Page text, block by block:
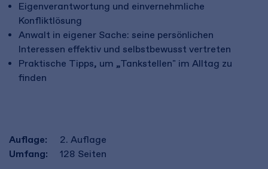
Eigenverantwortung und einvernehmliche
Konfliktlösung
Anwalt in eigener Sache: seine persönlichen
Interessen effektiv und selbstbewusst vertreten
Praktische Tipps, um „Tankstellen" im Alltag zu
finden
Auflage:
2. Auflage
Umfang:
128 Seiten